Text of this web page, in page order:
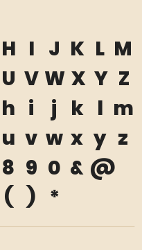
H I J K L M
U V W X Y Z
h i j k l m
u v w x y z
8 9 0 & @
( ) *